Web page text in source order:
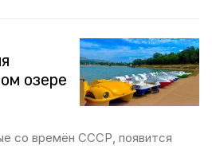
озере
со времён СССР, появится